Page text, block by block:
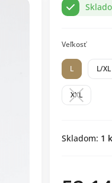
Veľkosť
L L/XL
XXL
Skladom: 1